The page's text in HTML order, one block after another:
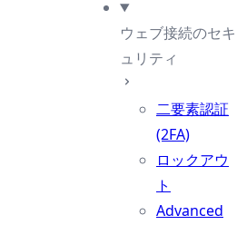
ウェブ接続のセキ
ュリティ
二要素認証
(2FA)
ロックアウ
ト
Advanced